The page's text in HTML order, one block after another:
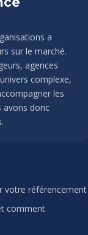
a
sur le marché.
agences
complexe,
les
avons donc
votre référencement
comment